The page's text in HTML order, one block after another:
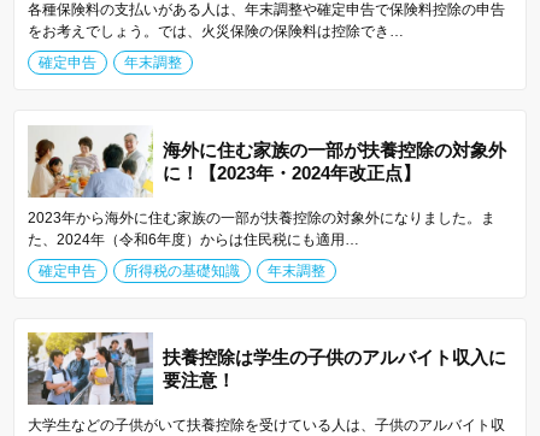
各種保険料の支払いがある人は、年末調整や確定申告で保険料控除の申告
をお考えでしょう。では、火災保険の保険料は控除でき…
確定申告
年末調整
海外に住む家族の一部が扶養控除の対象外
に！【2023年・2024年改正点】
2023年から海外に住む家族の一部が扶養控除の対象外になりました。ま
た、2024年（令和6年度）からは住民税にも適用…
確定申告
所得税の基礎知識 年末調整
扶養控除は学生の子供のアルバイト収入に
要注意！
大学生などの子供がいて扶養控除を受けている人は、子供のアルバイト収